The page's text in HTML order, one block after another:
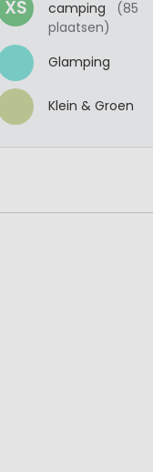
XS
camping
(85
plaatsen)
Glamping
Klein & Groen